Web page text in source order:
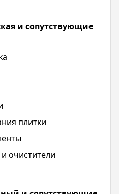
и сопутствующие
плитки
очистители